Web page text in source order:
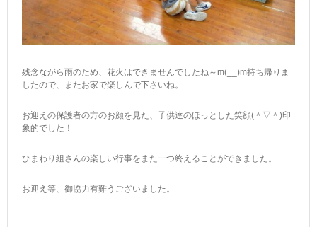
残念ながら雨のため、花火はできませんでしたね～m(__)m持ち帰りま
したので、またお家で楽しんで下さいね。
お迎えの保護者の方のお顔を見た、子供達のほっとした笑顔(＾▽＾)印
象的でした！
ひまわり組さんの楽しい行事をまた一つ終えることができました。
お迎え等、御協力有難うございました。